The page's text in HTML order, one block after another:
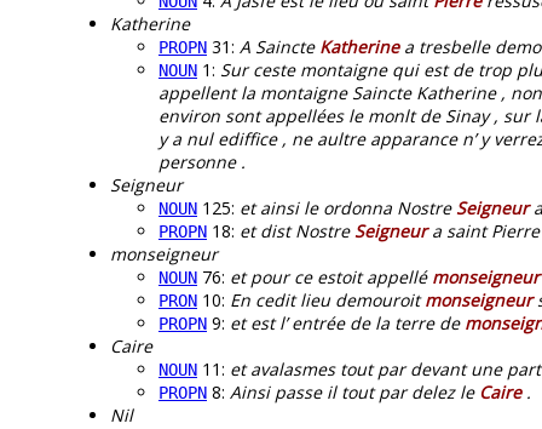
Katherine
PROPN 31: A Saincte Katherinea tresbelle
NOUN 1: Sur ceste montaigne qui est de trop
appellent la montaigne Saincte Katherine ,
environ sont appellées le monlt de Sinay ,
y a nul ediffice , ne aultre apparance n’ y
personne .
Seigneur
NOUN 125: et ainsi le ordonna NostreSeigneur
PROPN 18: et dist NostreSeigneura saint
monseigneur
NOUN 76: et pour ce estoit appellé monseigneur
PRON 10: En cedit lieu demouroitmonseigneur
PROPN 9: et est l’ entrée de la terre de
Caire
NOUN 11: et avalasmes tout par devant une
PROPN 8: Ainsi passe il tout par delez le Caire.
Nil